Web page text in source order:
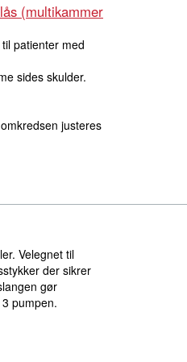
(multikammer
patienter med
sides skulder.
justeres
Velegnet til
der sikrer
gør
pumpen.